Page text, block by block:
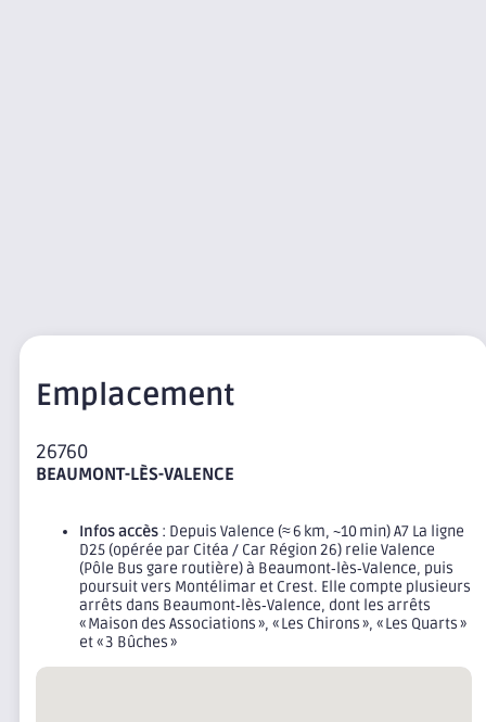
Emplacement
26760
BEAUMONT-LÈS-VALENCE
Infos accès : Depuis Valence (≈ 6 km, ~10 min) A7 La ligne
D25 (opérée par Citéa / Car Région 26) relie Valence
(Pôle Bus gare routière) à Beaumont‑lès‑Valence, puis
poursuit vers Montélimar et Crest. Elle compte plusieurs
arrêts dans Beaumont‑lès‑Valence, dont les arrêts
« Maison des Associations », « Les Chirons », « Les Quarts »
et « 3 Bûches »